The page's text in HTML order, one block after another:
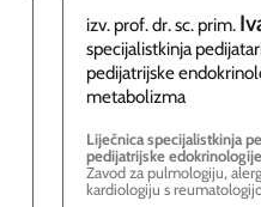
izv. prof. dr. sc. prim.
specijalistkinja
pedijatrijske
metabolizma
Liječnica specijalistkinja
pedijatrijske
Zavod za pulmologiju,
kardiologiju s